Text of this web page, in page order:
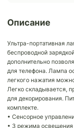
Описание
Ультра-портативная
беспроводной
дополнительно
для телефона. Лампа
легкого нажатия
Легко складывается,
для декорирования.
комплекте.
• Сенсорное
• 3 режима освещения